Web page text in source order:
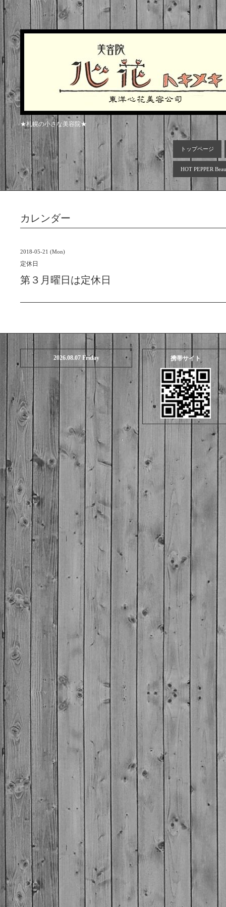
★札幌の小さな美容院★
トップページ
HOT PEPPER
カレンダー
2018-05-21 (Mon)
定休日
第３月曜日は定休日
2026.08.07 Friday 携帯サイト